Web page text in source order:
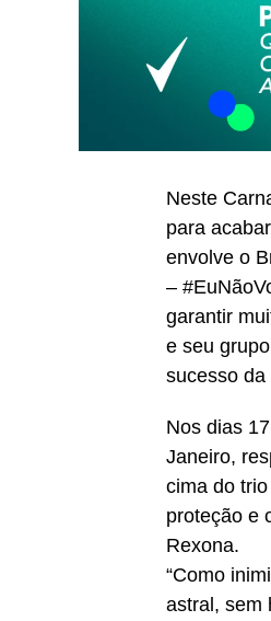
Neste
para
envolve o
–
garantir
e seu
sucesso da
Nos dias
Janeiro,
cima do
proteção e
Rexona.
“Como
astral, sem